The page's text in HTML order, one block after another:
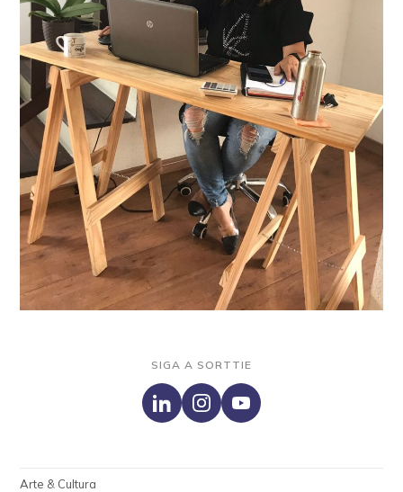
SIGA A SORTTIE
Arte & Cultura